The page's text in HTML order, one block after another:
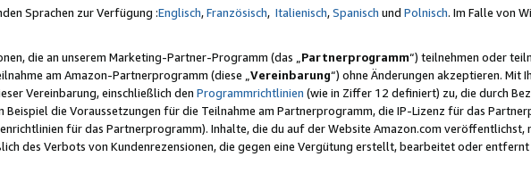
Sprachen zur Verfügung :Englisch,Französisch, Italienisch,Spanisch und Polnisch. Im Falle von
die an unserem Marketing-Partner-Programm (das „Partnerprogramm“) teilnehmen oder
am Amazon-Partnerprogramm (diese „Vereinbarung“) ohne Änderungen akzeptieren. Mit
Vereinbarung, einschließlich den Programmrichtlinien (wie in Ziffer 12 definiert) zu, die durch
Beispiel die Voraussetzungen für die Teilnahme am Partnerprogramm, die IP-Lizenz für das
für das Partnerprogramm). Inhalte, die du auf der Website Amazon.com veröffentlichst,
des Verbots von Kundenrezensionen, die gegen eine Vergütung erstellt, bearbeitet oder